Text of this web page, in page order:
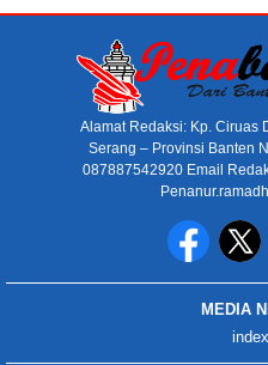
Alamat Redaksi: Kp. Ciruas
Serang – Provinsi Banten
087887542920 Email
MEDIA